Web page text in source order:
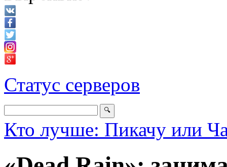
Статус серверов
Кто лучше: Пикачу или